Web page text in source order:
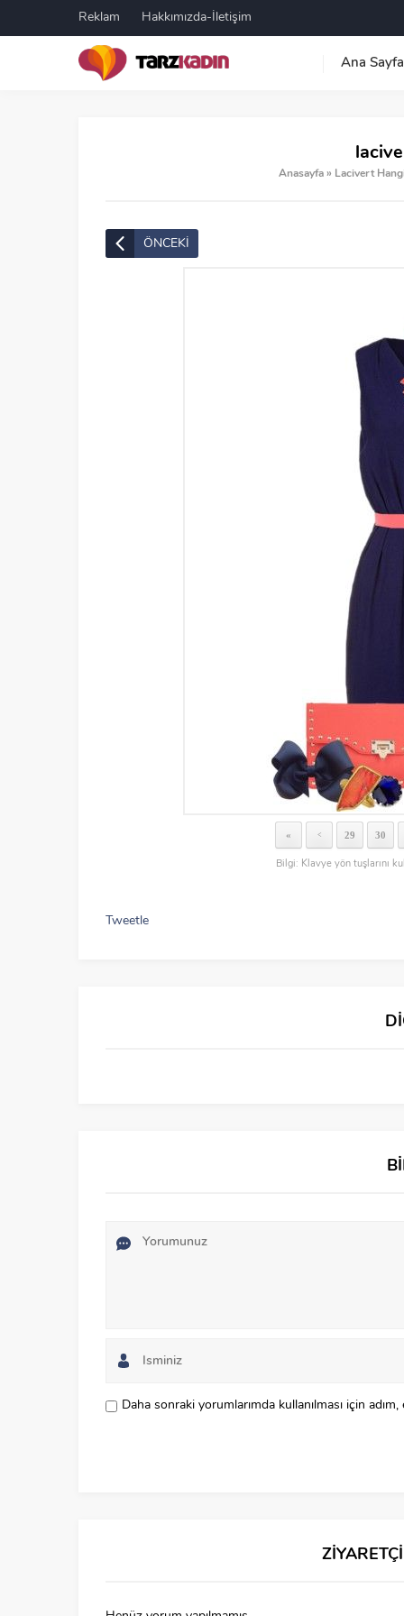
Reklam Hakkımızda-İletişim
Ana Sayfa
Anasayfa » Lacivert
ÖNCEKİ
« < 29 30
Bilgi: Klavye yön tuşlarını
Tweetle
Daha sonraki yorumlarımda kullanılması için